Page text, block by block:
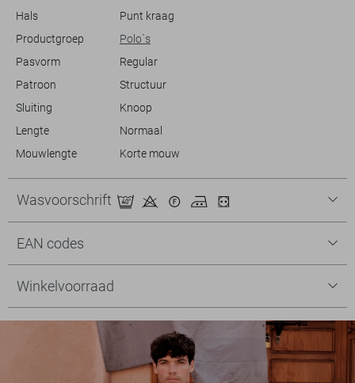
Hals
Punt kraag
Productgroep
Polo`s
Pasvorm
Regular
Patroon
Structuur
Sluiting
Knoop
Lengte
Normaal
Mouwlengte
Korte mouw
Wasvoorschrift
EAN codes
Winkelvoorraad